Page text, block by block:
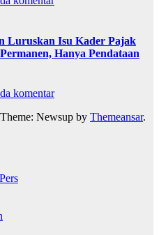
Luruskan Isu Kader Pajak
Hanya Pendataan
komentar
Theme: Newsup by Themeansar.